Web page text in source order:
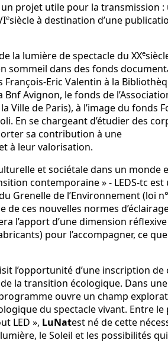
un projet utile pour la transmission :
esiècle à destination d’une
la lumière de spectacle du XXe
sommeil dans des fonds
Eric Valentin à la
Avignon, le fonds de
Ville de Paris), à l’image du fonds
En se chargeant d’étudier des
sa contribution à une
à leur valorisation.
et sociétale dans un monde
contemporaine » - LEDS-tc est
Grenelle de l’Environnement (loi
ces nouvelles normes
l’apport d’une dimension réflexive
pour l’accompagner, ce
l’opportunité d’une inscription de
la transition écologique. Dans une
ouvre un champ
du spectacle vivant. Entre le
LED », LuNatest né de cette
le Soleil et les possibilités